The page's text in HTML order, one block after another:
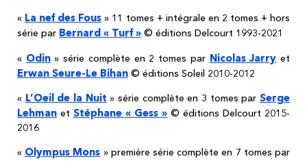
« La nef des Fous » 11 tomes + intégrale en 2 tomes + hors
série par Bernard « Turf » © éditions Delcourt 1993-2021
« Odin» série complète en 2 tomes par Nicolas Jarry et
Erwan Seure-Le Bihan © éditions Soleil 2010-2012
« L’Oeil de la Nuit » série complète en 3 tomes parSerge
Lehman et Stéphane « Gess » © éditions Delcourt 2015-
2016
« Olympus Mons » première série complète en 7 tomes par